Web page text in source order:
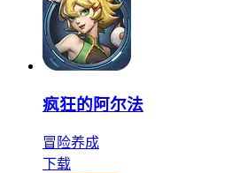
疯狂的阿尔法
冒险养成
下载